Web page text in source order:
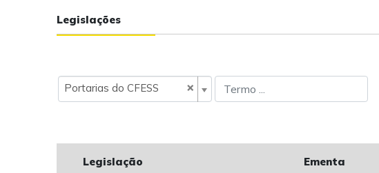
Legislações
×
Portarias do CFESS
Legislação Ementa